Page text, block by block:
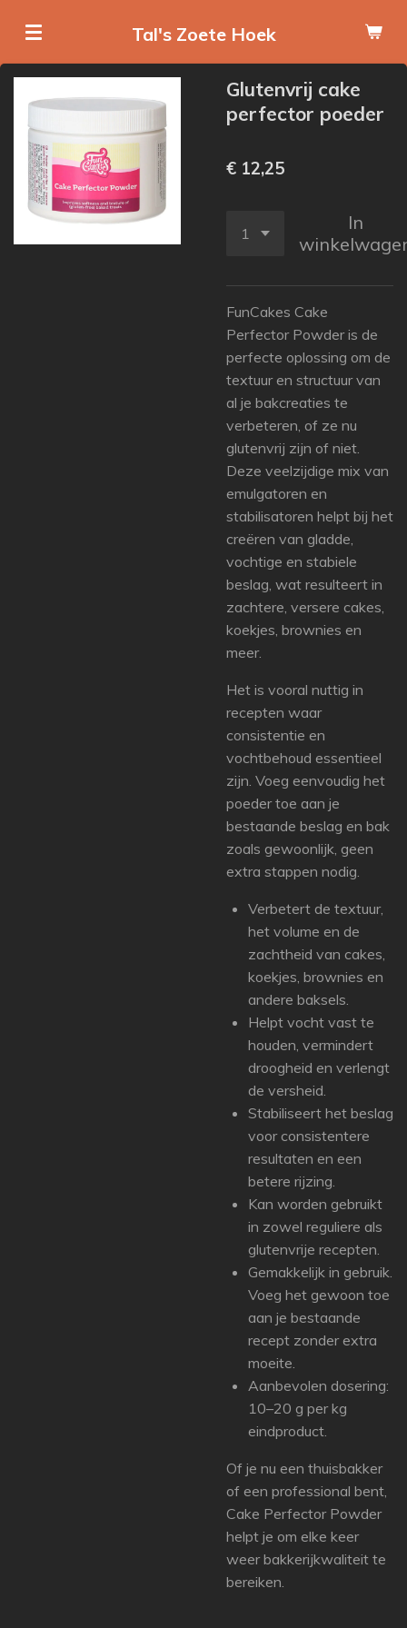
direct
naar
hoofdinhoud
Tal's Zoete Hoek
Glutenvrij cake
perfector poeder
€ 12,25
In
FunCakes Cake
Perfector Powder is de
perfecte oplossing om de
textuur en structuur van
al je bakcreaties te
verbeteren, of ze nu
glutenvrij zijn of niet.
Deze veelzijdige mix van
emulgatoren en
stabilisatoren helpt bij het
creëren van gladde,
vochtige en stabiele
beslag, wat resulteert in
zachtere, versere cakes,
koekjes, brownies en
meer.
Het is vooral nuttig in
recepten waar
consistentie en
vochtbehoud essentieel
zijn. Voeg eenvoudig het
poeder toe aan je
bestaande beslag en bak
zoals gewoonlijk, geen
extra stappen nodig.
Verbetert de textuur,
het volume en de
zachtheid van cakes,
koekjes, brownies en
andere baksels.
Helpt vocht vast te
houden, vermindert
droogheid en verlengt
de versheid.
Stabiliseert het beslag
voor consistentere
resultaten en een
betere rijzing.
Kan worden gebruikt
in zowel reguliere als
glutenvrije recepten.
Gemakkelijk in gebruik.
Voeg het gewoon toe
aan je bestaande
recept zonder extra
moeite.
Aanbevolen dosering:
10–20 g per kg
eindproduct.
Of je nu een thuisbakker
of een professional bent,
Cake Perfector Powder
helpt je om elke keer
weer bakkerijkwaliteit te
bereiken.